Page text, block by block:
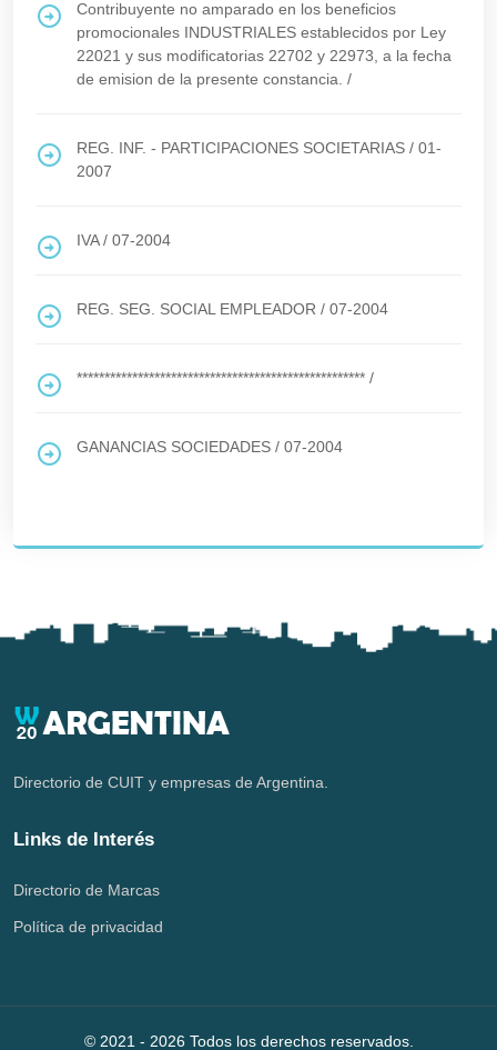
Contribuyente no amparado en los beneficios
promocionales INDUSTRIALES establecidos por Ley
22021 y sus modificatorias 22702 y 22973, a la fecha
de emision de la presente constancia. /
REG. INF. - PARTICIPACIONES SOCIETARIAS / 01-
2007
IVA/ 07-2004
REG. SEG. SOCIAL EMPLEADOR / 07-2004
**************************************************** /
GANANCIAS SOCIEDADES / 07-2004
Directorio de CUIT y empresas de Argentina.
Links de Interés
Directorio de Marcas
Política de privacidad
© 2021 - 2026 Todos los derechos reservados.